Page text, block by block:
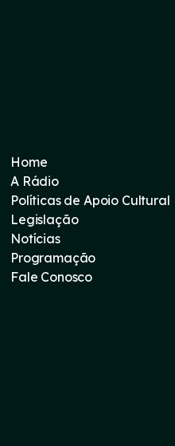
Home
A Rádio
Políticas de Apoio Cultural
Legislação
Notícias
Programação
Fale Conosco